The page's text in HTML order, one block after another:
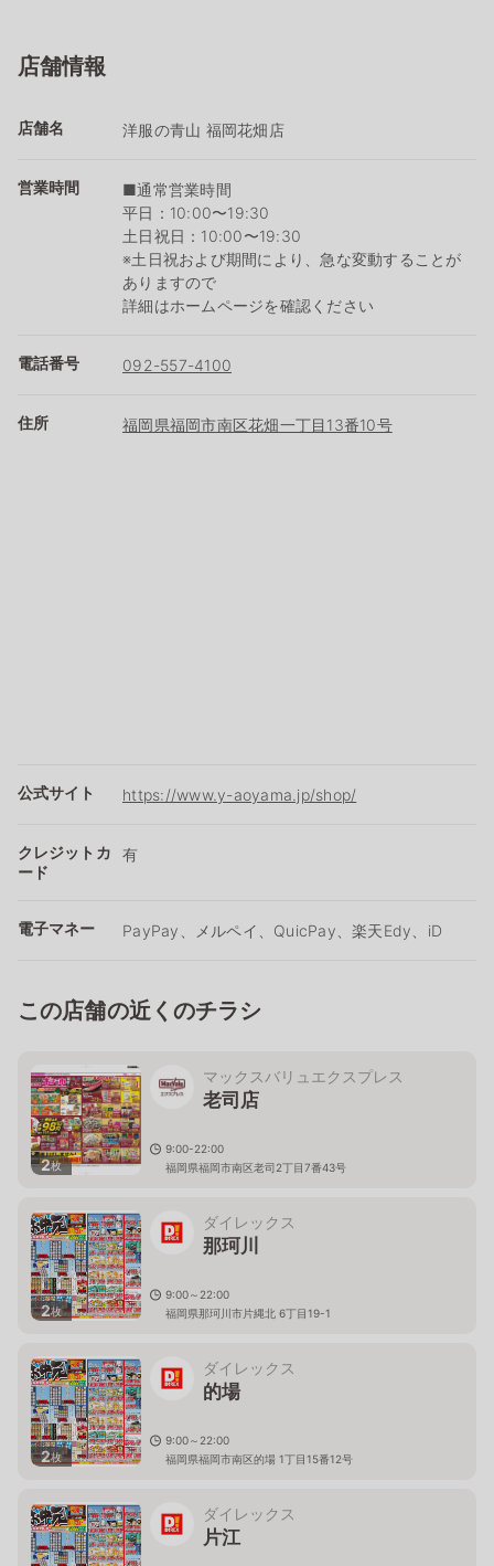
店舗情報
店舗名 洋服の青山 福岡花畑店
営業時間
■通常営業時間
平日：10:00〜19:30
土日祝日：10:00〜19:30
※土日祝および期間により、急な変動することが
ありますので
詳細はホームページを確認ください
電話番号 092-557-4100
住所 福岡県福岡市南区花畑一丁目13番10号
公式サイト https://www.y-aoyama.jp/shop/
クレジットカ
ード
有
電子マネー PayPay、メルペイ、QuicPay、楽天Edy、iD
この店舗の近くのチラシ
2枚
マックスバリュエクスプレス
老司店
9:00-22:00
福岡県福岡市南区老司2丁目7番43号
2枚
ダイレックス
那珂川
9:00～22:00
福岡県那珂川市片縄北 6丁目19-1
2枚
ダイレックス
的場
9:00～22:00
福岡県福岡市南区的場 1丁目15番12号
ダイレックス
片江